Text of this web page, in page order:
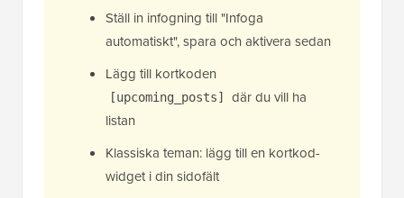
Ställ in infogning till "Infoga
automatiskt", spara och aktivera sedan
Lägg till kortkoden
[upcoming_posts]
där du vill ha
listan
Klassiska teman: lägg till en kortkod-
widget i din sidofält